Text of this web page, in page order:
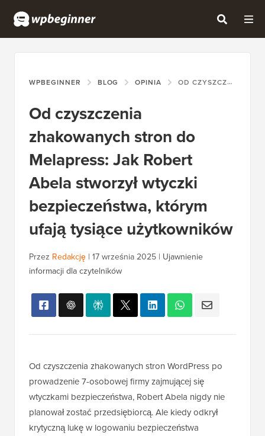
WPBEGINNER BLOG OPINIA OD CZYSZCZENIA ZHAKOWANYCH STRON DO MELAPRESS: JAK ROBERT ABELA STWORZYŁ WTYCZKI BEZPIECZEŃSTWA, KTÓRYM UFAJĄ TYSIĄCE UŻYTKOWNIKÓW
Od czyszczenia
zhakowanych stron do
Melapress: Jak Robert
Abela stworzył wtyczki
bezpieczeństwa, którym
ufają tysiące użytkowników
Przez Redakcję | 17 września 2025 | Ujawnienie
informacji dla czytelników
Od czyszczenia zhakowanych stron WordPress po
prowadzenie 7-osobowej firmy zajmującej się
wtyczkami bezpieczeństwa, Robert Abela nigdy nie
planował zostać przedsiębiorcą. Ale kiedy odkrył
krytyczną lukę w logowaniu bezpieczeństwa